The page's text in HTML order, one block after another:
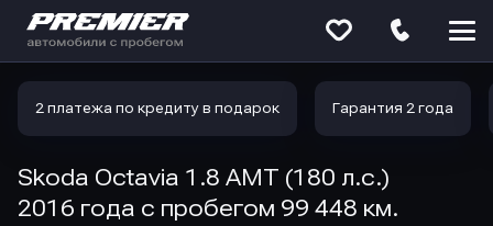
2 платежа по кредиту в подарок Гарантия 2 года
Skoda Octavia 1.8 AMT (180 л.с.)
2016 года с пробегом 99 448 км.